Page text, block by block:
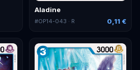
Aladine
#OP14-043 · R 0,11 €